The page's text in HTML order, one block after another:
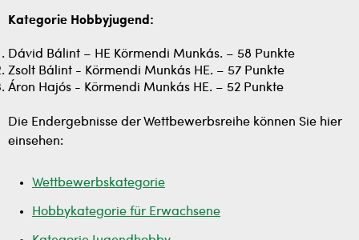
Kategorie Hobbyjugend:
Dávid Bálint – HE Körmendi Munkás. – 58 Punkte
Zsolt Bálint - Körmendi Munkás HE. – 57 Punkte
Áron Hajós - Körmendi Munkás HE. – 52 Punkte
Die Endergebnisse der Wettbewerbsreihe können Sie hier
einsehen:
Wettbewerbskategorie
Hobbykategorie für Erwachsene